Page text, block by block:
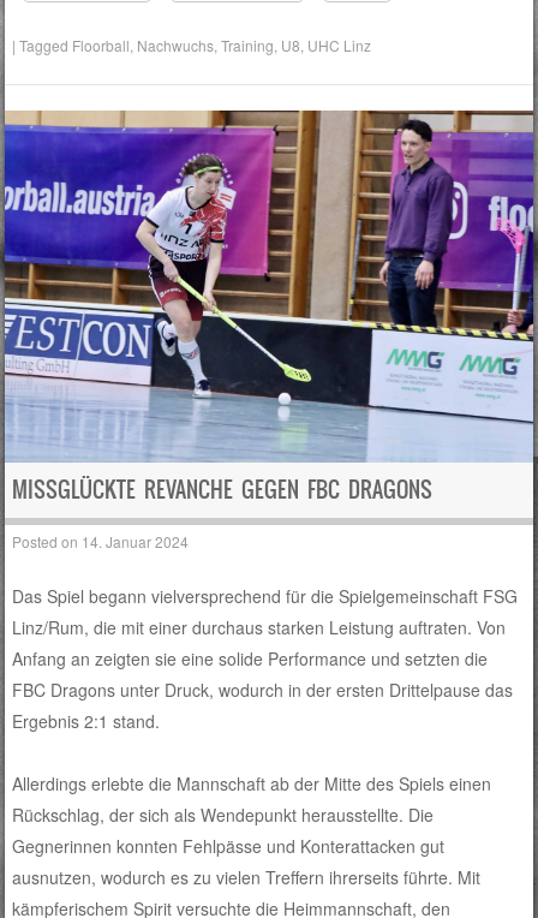
|Tagged Floorball Nachwuchs ,Training U8 UHC Linz
MISSGLÜCKTE REVANCHE GEGEN FBC DRAGONS
Posted on 14. Januar 2024
Das Spiel begann vielversprechend für die Spielgemeinschaft FSG
Linz/Rum, die mit einer durchaus starken Leistung auftraten. Von
Anfang an zeigten sie eine solide Performance und setzten die
FBC Dragons unter Druck, wodurch in der ersten Drittelpause das
Ergebnis 2:1 stand.
Allerdings erlebte die Mannschaft ab der Mitte des Spiels einen
Rückschlag, der sich als Wendepunkt herausstellte. Die
Gegnerinnen konnten Fehlpässe und Konterattacken gut
ausnutzen, wodurch es zu vielen Treffern ihrerseits führte. Mit
kämpferischem Spirit versuchte die Heimmannschaft, den